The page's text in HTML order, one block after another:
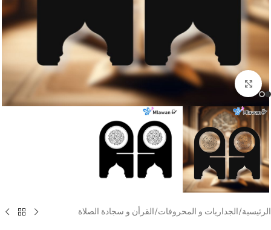
Click to enlarge
الرئيسية/الجداريات و المحروفات/القرأن و سجادة الصلاة